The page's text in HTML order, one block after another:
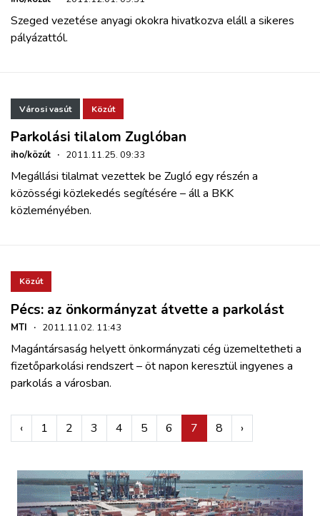
Szeged vezetése anyagi okokra hivatkozva eláll a sikeres
pályázattól.
Városi vasút Közút
Parkolási tilalom Zuglóban
iho/közút · 2011.11.25. 09:33
Megállási tilalmat vezettek be Zugló egy részén a
közösségi közlekedés segítésére – áll a BKK
közleményében.
Közút
Pécs: az önkormányzat átvette a parkolást
MTI · 2011.11.02. 11:43
Magántársaság helyett önkormányzati cég üzemeltetheti a
fizetőparkolási rendszert – öt napon keresztül ingyenes a
parkolás a városban.
‹ 1 2 3 4 5 6 7 8 ›